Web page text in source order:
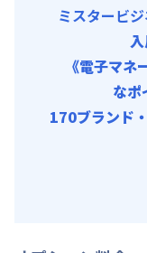
ミスタービ
《電子マ
なポ
170ブランド